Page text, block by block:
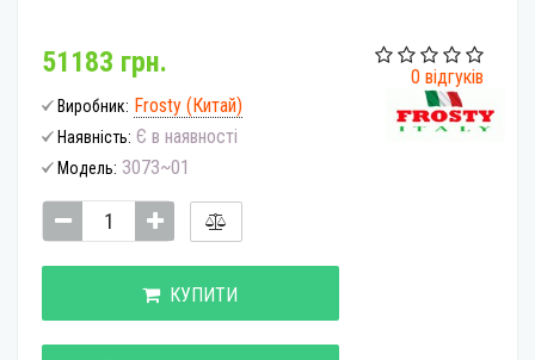
0 відгуків
51183 грн.
Виробник: Frosty (Китай)
Наявність: Є в наявності
Модель: 3073~01
КУПИТИ